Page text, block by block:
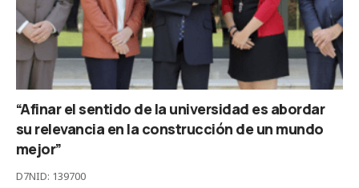
“Afinar el sentido de la universidad es abordar
su relevancia en la construcción de un mundo
mejor”
D7NID: 139700